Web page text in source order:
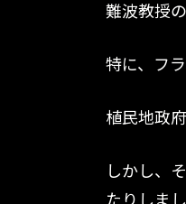
難波教授
特に、フ
植民地政
しかし、
たりしまし